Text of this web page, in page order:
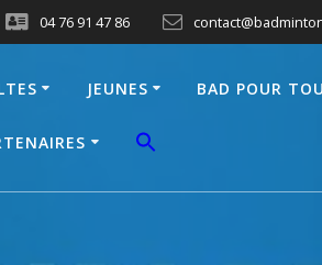
04 76 91 47 86
JEUNES BAD POUR